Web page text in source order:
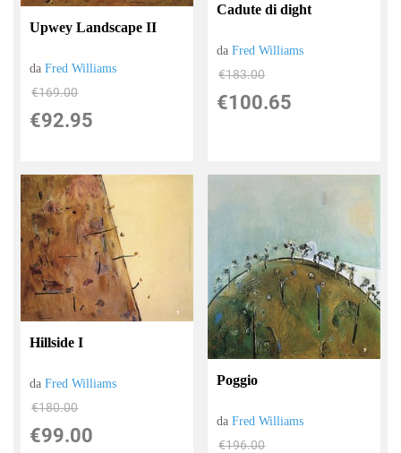
Upwey Landscape II
daFred Williams
€169.00
€92.95
Cadute di dight
daFred Williams
€183.00
€100.65
Hillside I
daFred Williams
€180.00
€99.00
Poggio
daFred Williams
€196.00